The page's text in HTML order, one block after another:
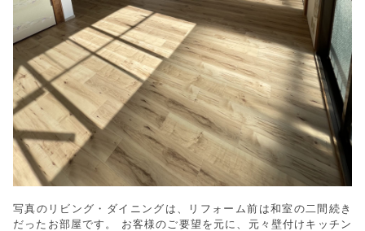
写真のリビング・ダイニングは、リフォーム前は和室の二間続き
だったお部屋です。 お客様のご要望を元に、元々壁付けキッチン